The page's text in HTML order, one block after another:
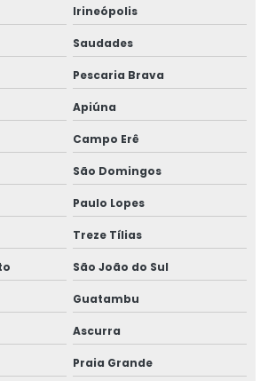
em alimentos
animal
em efluentes
açúcares
monitoramento
com sílica
Irineópolis
Saudades
Pescaria Brava
Apiúna
Campo Erê
São Domingos
Paulo Lopes
Treze Tílias
São João do Sul
Guatambu
Ascurra
Praia Grande